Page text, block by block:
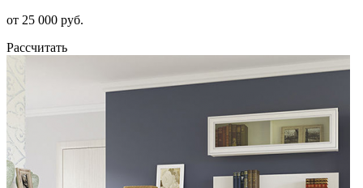
от 25 000 руб.
Рассчитать